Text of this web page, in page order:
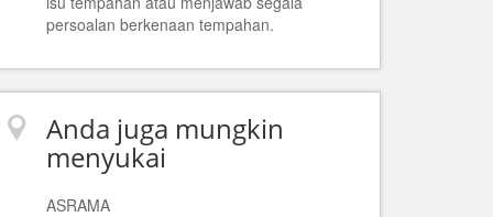
persoalan berkenaan tempahan.
Anda juga mungkin
menyukai
ASRAMA